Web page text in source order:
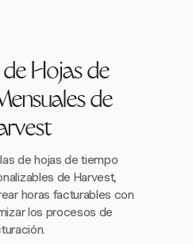
Hojas de
de
de hojas de tiempo
de Harvest,
horas facturables con
los procesos de